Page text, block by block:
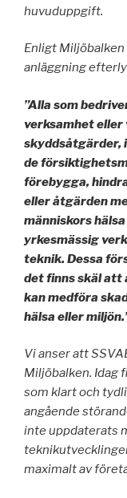
huvuduppgift.
Enligt
anläggning
”Alla som
verksamhet eller
skyddsåtgärder,
de
förebygga,
eller åtgärden
människors
yrkesmässig
teknik. Dessa
det finns skäl att
kan medföra
hälsa eller
Vi anser att
Miljöbalken. Idag
som klart och
angående
inte uppdaterats
maximalt av